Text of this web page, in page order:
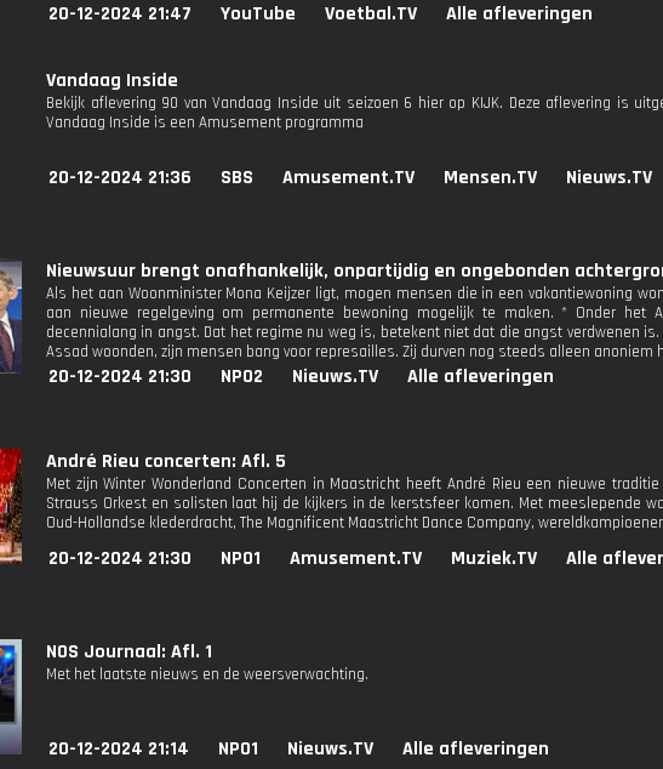
20-12-2024 21:47 YouTube Voetbal.TV Alle afleveringen
Vandaag Inside
Bekijk aflevering 90 van Vandaag Inside uit seizoen 6 hier op KIJK. Deze aflevering is
Vandaag Inside is een Amusement programma
20-12-2024 21:36 SBS Amusement.TV Mensen.TV Nieuws.TV
Nieuwsuur brengt onafhankelijk, onpartijdig en ongebonden
Als het aan Woonminister Mona Keijzer ligt, mogen mensen die in een vakantiewoning
aan nieuwe regelgeving om permanente bewoning mogelijk te maken. * Onder het
decennialang in angst. Dat het regime nu weg is, betekent niet dat die angst verdwenen
Assad woonden, zijn mensen bang voor represailles. Zij durven nog steeds alleen anoniem
20-12-2024 21:30 NPO2 Nieuws.TV Alle afleveringen
André Rieu concerten: Afl. 5
Met zijn Winter Wonderland Concerten in Maastricht heeft André Rieu een nieuwe
Strauss Orkest en solisten laat hij de kijkers in de kerstsfeer komen. Met meeslepende
Oud-Hollandse klederdracht, The Magnificent Maastricht Dance Company,
20-12-2024 21:30 NPO1 Amusement.TV Muziek.TV Alle
NOS Journaal: Afl. 1
Met het laatste nieuws en de weersverwachting.
20-12-2024 21:14 NPO1 Nieuws.TV Alle afleveringen